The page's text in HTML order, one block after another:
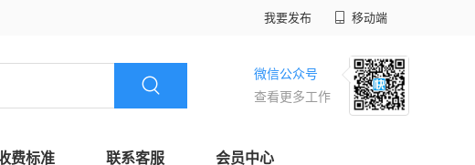
我要发布 移动端
微信公众号
查看更多工作
费标准 联系客服 会员中心